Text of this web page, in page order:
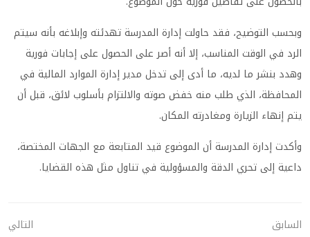
وبحسب التوضيح، فقد حاولت إدارة المدرسة تهدئته وإبلاغه بأنه سيتم
الرد في الوقت المناسب، إلا أنه أصر على الحصول على إجابات فورية
وهدد بنشر ما لديه، ما أدى إلى تدخل مدير إدارة الموارد المالية في
المحافظة، الذي طلب منه خفض صوته والالتزام بأسلوب لائق، قبل أن
يتم إنهاء الزيارة ومغادرته المكان.
وأكدت إدارة المدرسة أن الموضوع قيد المتابعة مع الجهات المختصة،
داعية إلى تحري الدقة والمسؤولية في تناول مثل هذه القضايا.
السابق
التالي